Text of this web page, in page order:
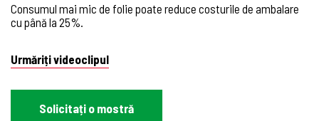
Consumul mai mic de folie poate reduce costurile de ambalare
cu până la 25%.
Urmăriți videoclipul
Solicitați o mostră